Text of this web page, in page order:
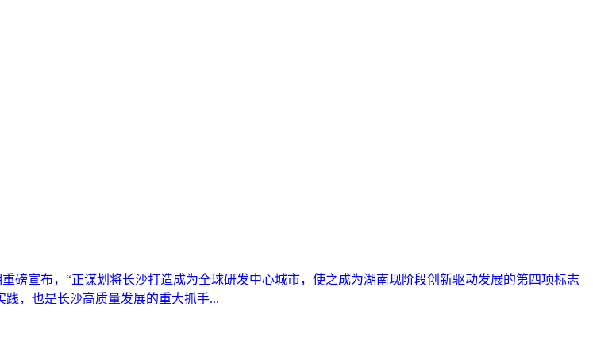
磅宣布，“正谋划将长沙打造成为全球研发中心城市，使之成为湖南现阶段创新驱动发展的第四项标志
，也是长沙高质量发展的重大抓手...